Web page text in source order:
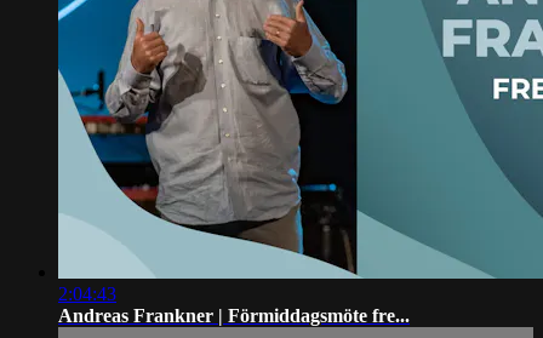
2:04:43
Andreas Frankner | Förmiddagsmöte fre...